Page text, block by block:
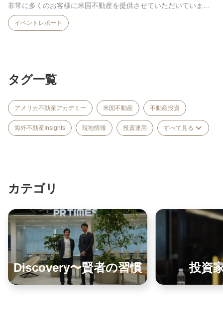
非常に多くのお客様に米国不動産を提供させていただいています
が、…
イベントレポート
タグ一覧
アメリカ不動産アカデミー 米国不動産 不動産投資
海外不動産Insights 現地情報 投資運用 すべて見る
カテゴリ
Discovery〜賢者の習慣 投資